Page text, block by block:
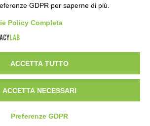
aggiornato sulle nostre comunicazioni
Policy
Cookie
GDPR per saperne di più.
Policy Completa
ACCETTA TUTTO
ACCETTA NECESSARI
Preferenze GDPR